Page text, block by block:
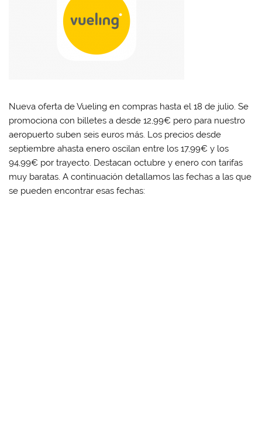
Nueva oferta de Vueling en compras hasta el 18 de julio. Se
promociona con billetes a desde 12,99€ pero para nuestro
aeropuerto suben seis euros más. Los precios desde
septiembre ahasta enero oscilan entre los 17,99€ y los
94,99€ por trayecto. Destacan octubre y enero con tarifas
muy baratas. A continuación detallamos las fechas a las que
se pueden encontrar esas fechas: